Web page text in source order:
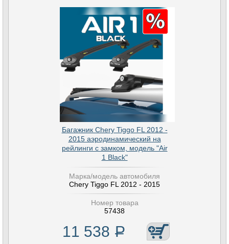
Багажник Chery Tiggo FL 2012 -
2015 аэродинамический на
рейлинги с замком, модель "Air
1 Black"
Марка/модель автомобиля
Chery Tiggo FL 2012 - 2015
Номер товара
57438
11 538 Р